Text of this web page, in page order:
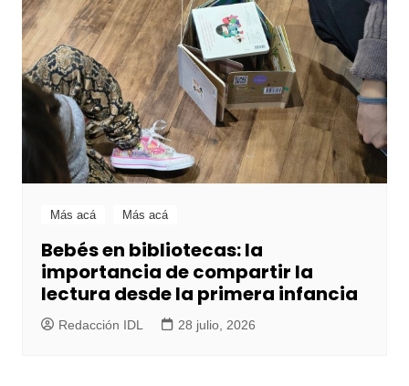
Más acá Más acá
Bebés en bibliotecas: la
importancia de compartir la
lectura desde la primera infancia
Redacción IDL 28 julio, 2026